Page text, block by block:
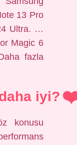
13 Pro
Ultra. …
Magic 6
fazla
iyi?
konusu